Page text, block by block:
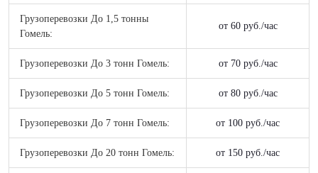
Грузоперевозки До 1,5 тонны
Гомель:
от 60 руб./час
Грузоперевозки До 3 тонн Гомель: от 70 руб./час
Грузоперевозки До 5 тонн Гомель: от 80 руб./час
Грузоперевозки До 7 тонн Гомель: от 100 руб./час
Грузоперевозки До 20 тонн Гомель: от 150 руб./час